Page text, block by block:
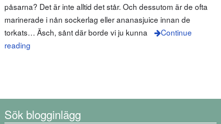
påsarna? Det är inte alltid det står. Och dessutom är de ofta
marinerade i nån sockerlag eller ananasjuice innan de
torkats… Äsch, sånt där borde vi ju kunna
Continue
reading
Sök blogginlägg